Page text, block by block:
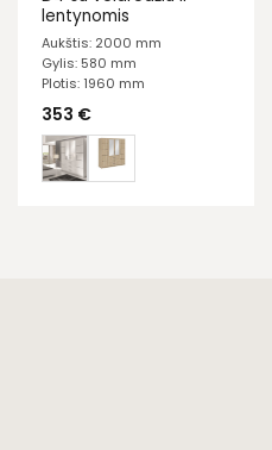
lentynomis
Aukštis: 2000 mm
Gylis: 580 mm
Plotis: 1960 mm
353 €